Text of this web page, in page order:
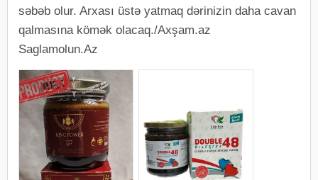
səbəb olur. Arxası üstə yatmaq dərinizin daha cavan
qalmasına kömək olacaq./Axşam.az
Saglamolun.Az